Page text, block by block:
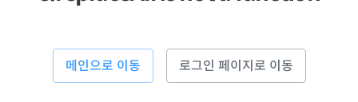
메인으로 이동 로그인 페이지로 이동